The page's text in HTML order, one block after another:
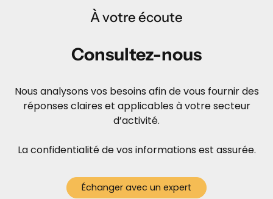
À votre écoute
Consultez-nous
Nous analysons vos besoins afin de vous fournir des
réponses claires et applicables à votre secteur
d’activité.
La confidentialité de vos informations est assurée.
Échanger avec un expert